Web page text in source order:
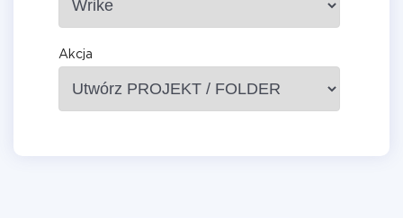
Akcja